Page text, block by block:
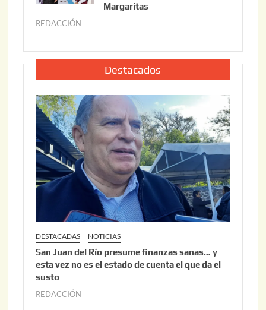
o
,
0
2
6
Margaritas
REDACCIÓN
l
o
2
2
,
2
6
Destacados
DESTACADAS NOTICIAS
San Juan del Río presume finanzas sanas… y
esta vez no es el estado de cuenta el que da el
susto
REDACCIÓN